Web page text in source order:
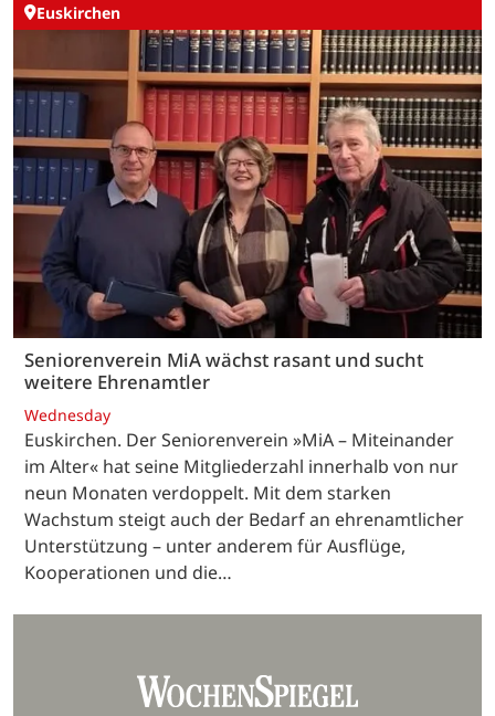
Euskirchen
Seniorenverein MiA wächst rasant und sucht
weitere Ehrenamtler
Wednesday
Euskirchen. Der Seniorenverein »MiA – Miteinander
im Alter« hat seine Mitgliederzahl innerhalb von nur
neun Monaten verdoppelt. Mit dem starken
Wachstum steigt auch der Bedarf an ehrenamtlicher
Unterstützung – unter anderem für Ausflüge,
Kooperationen und die…